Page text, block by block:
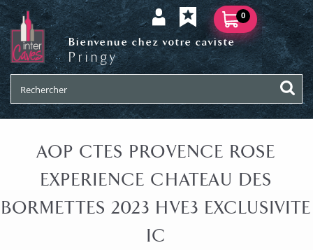
0
Bienvenue chez votre caviste
Pringy
AOP CTES PROVENCE ROSE
EXPERIENCE CHATEAU DES
BORMETTES 2023 HVE3 EXCLUSIVITE
IC